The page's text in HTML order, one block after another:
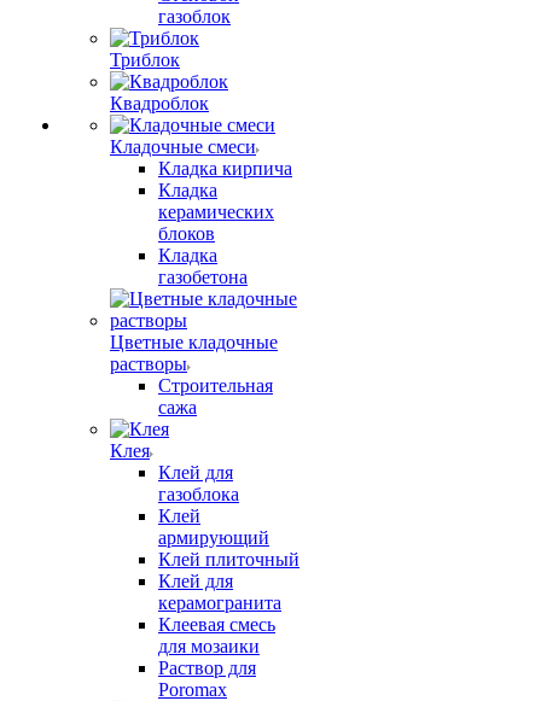
газоблок
Триблок
Квадроблок
Кладочные смеси
Кладка кирпича
Кладка
керамических
блоков
Кладка
газобетона
Цветные кладочные
растворы
Строительная
сажа
Клея
Клей для
газоблока
Клей
армирующий
Клей плиточный
Клей для
керамогранита
Клеевая смесь
для мозаики
Раствор для
Poromax